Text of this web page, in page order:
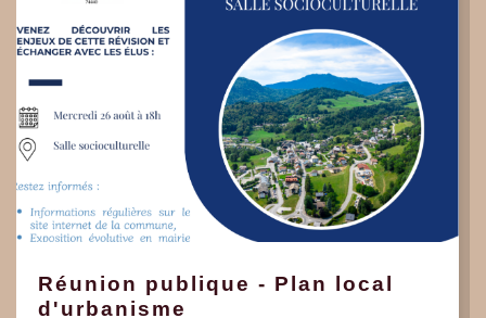
Réunion publique - Plan local
d'urbanisme